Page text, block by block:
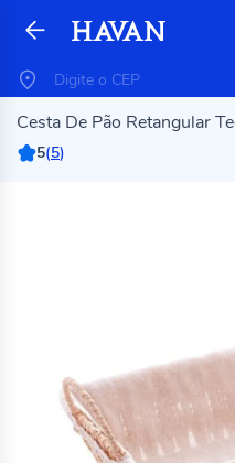
Cesta De Pão Retangular
5(5)